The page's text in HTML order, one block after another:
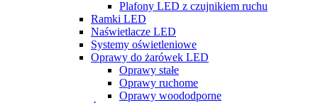
Plafony LED z czujnikiem ruchu
Ramki LED
Naświetlacze LED
Systemy oświetleniowe
Oprawy do żarówek LED
Oprawy stałe
Oprawy ruchome
Oprawy woododporne